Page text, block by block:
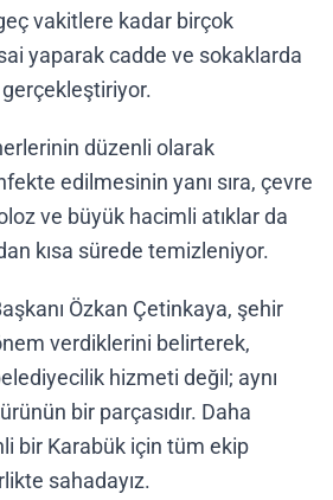
vakitlere kadar birçok
yaparak cadde ve sokaklarda
düzenli olarak
edilmesinin yanı sıra, çevre
ve büyük hacimli atıklar da
kısa sürede temizleniyor.
Özkan Çetinkaya, şehir
verdiklerini belirterek,
hizmeti değil; aynı
bir parçasıdır. Daha
bir Karabük için tüm ekip
sahadayız.